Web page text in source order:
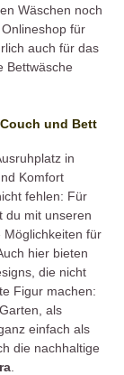
Wäschen noch
für
auch für das
Bettwäsche
und Bett
in
Komfort
fehlen: Für
du mit unseren
Möglichkeiten für
hier bieten
die nicht
Figur machen:
als
einfach als
die nachhaltige